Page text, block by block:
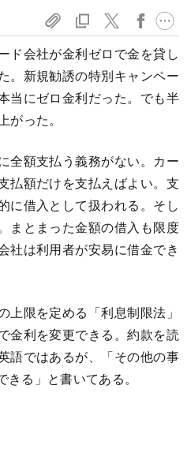
ド会社が金利ゼロで金を貸し
。新規勧誘の特別キャンペー
当にゼロ金利だった。でも半
った。
全額支払う義務がない。カー
払額だけを支払えばよい。支
に借入として扱われる。そし
まとまった金額の借入も限度
社は利用者が安易に借金でき
限を定める「利息制限法」
金利を変更できる。約款を読
語ではあるが、「その他の事
る」と書いてある。